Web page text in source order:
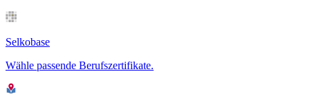
Selkobase
Wähle passende Berufszertifikate.